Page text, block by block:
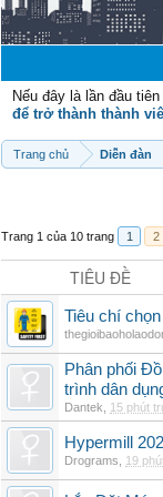
Nếu đây là lần đầu
để trở thành thành
Trang chủ Diễn đàn
Trang 1 của 10 trang 1 2
TIÊU ĐỀ
Tiêu chí
Phân phối
trình dân
Dantek 15 phút
Hypermill
Drograms 19